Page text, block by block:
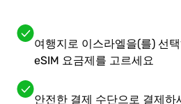
여행지로 이스라엘을(를) 선
eSIM 요금제를 고르세요
안전한 결제 수단으로 결제하